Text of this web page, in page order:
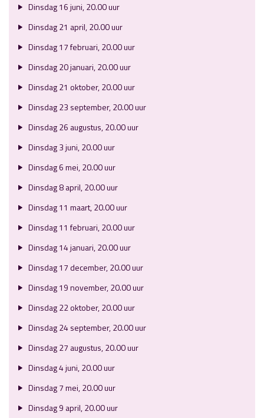
Dinsdag 16 juni, 20.00 uur
Dinsdag 21 april, 20.00 uur
Dinsdag 17 februari, 20.00 uur
Dinsdag 20 januari, 20.00 uur
Dinsdag 21 oktober, 20.00 uur
Dinsdag 23 september, 20.00 uur
Dinsdag 26 augustus, 20.00 uur
Dinsdag 3 juni, 20.00 uur
Dinsdag 6 mei, 20.00 uur
Dinsdag 8 april, 20.00 uur
Dinsdag 11 maart, 20.00 uur
Dinsdag 11 februari, 20.00 uur
Dinsdag 14 januari, 20.00 uur
Dinsdag 17 december, 20.00 uur
Dinsdag 19 november, 20.00 uur
Dinsdag 22 oktober, 20.00 uur
Dinsdag 24 september, 20.00 uur
Dinsdag 27 augustus, 20.00 uur
Dinsdag 4 juni, 20.00 uur
Dinsdag 7 mei, 20.00 uur
Dinsdag 9 april, 20.00 uur